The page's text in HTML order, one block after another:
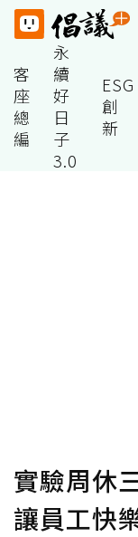
客
座
總
編
永
續
好
日
子
3.0
ESG
創
新
實驗周休
讓員工快